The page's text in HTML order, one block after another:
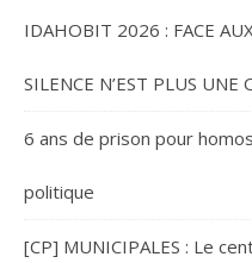
IDAHOBIT 2026 : FACE
SILENCE N’EST PLUS UNE
6 ans de prison pour
politique
[CP] MUNICIPALES : Le